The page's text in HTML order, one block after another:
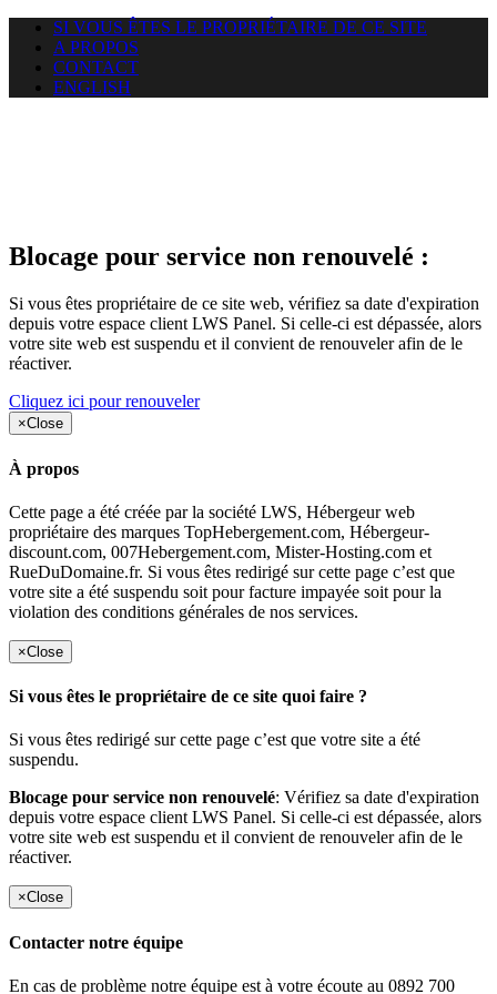
SI VOUS ÊTES LE PROPRIÉTAIRE DE CE SITE
A PROPOS
CONTACT
ENGLISH
Blocage pour service non renouvelé :
Si vous êtes propriétaire de ce site web, vérifiez sa date d'expiration
depuis votre espace client LWS Panel. Si celle-ci est dépassée, alors
votre site web est suspendu et il convient de renouveler afin de le
réactiver.
Cliquez ici pour renouveler
×Close
À propos
Cette page a été créée par la société LWS, Hébergeur web
propriétaire des marques TopHebergement.com, Hébergeur-
discount.com, 007Hebergement.com, Mister-Hosting.com et
RueDuDomaine.fr. Si vous êtes redirigé sur cette page c’est que
votre site a été suspendu soit pour facture impayée soit pour la
violation des conditions générales de nos services.
×Close
Si vous êtes le propriétaire de ce site quoi faire ?
Si vous êtes redirigé sur cette page c’est que votre site a été
suspendu.
Blocage pour service non renouvelé: Vérifiez sa date d'expiration
depuis votre espace client LWS Panel. Si celle-ci est dépassée, alors
votre site web est suspendu et il convient de renouveler afin de le
réactiver.
×Close
Contacter notre équipe
En cas de problème notre équipe est à votre écoute au 0892 700